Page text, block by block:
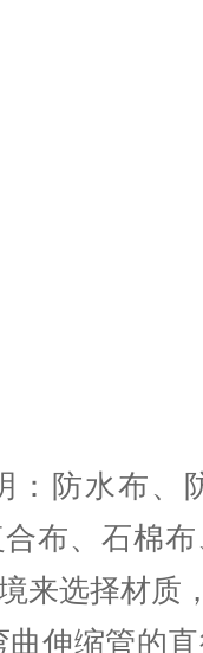
：防水布、
布、石棉
来选择材质
曲伸缩管的